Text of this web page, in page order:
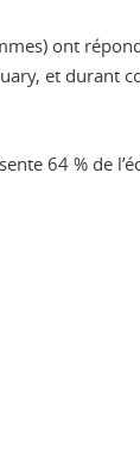
ont
et durant
64 % de